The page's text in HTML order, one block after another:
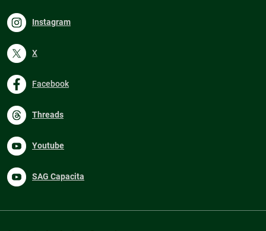
Instagram
X
Facebook
Threads
Youtube
SAG Capacita